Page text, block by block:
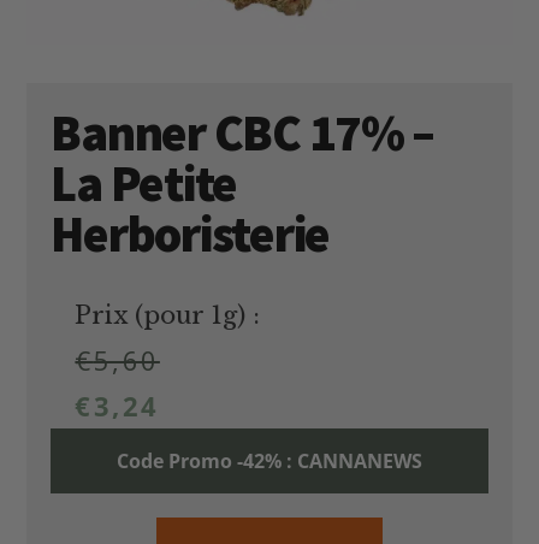
Banner CBC 17% –
La Petite
Herboristerie
Prix (pour 1g) :
€5,60
€3,24
Code Promo -42% : CANNANEWS